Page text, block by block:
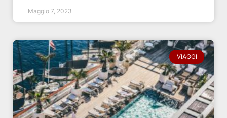
Maggio 7, 2023
VIAGGI